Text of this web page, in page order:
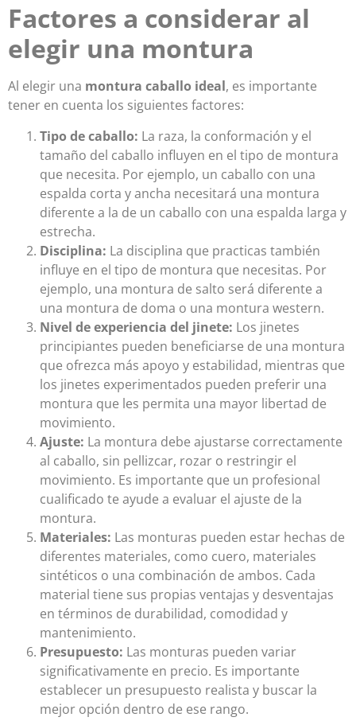
Factores a considerar al
elegir una montura
Al elegir una montura caballo ideal, es importante
tener en cuenta los siguientes factores:
Tipo de caballo: La raza, la conformación y el
tamaño del caballo influyen en el tipo de montura
que necesita. Por ejemplo, un caballo con una
espalda corta y ancha necesitará una montura
diferente a la de un caballo con una espalda larga y
estrecha.
Disciplina: La disciplina que practicas también
influye en el tipo de montura que necesitas. Por
ejemplo, una montura de salto será diferente a
una montura de doma o una montura western.
Nivel de experiencia del jinete: Los jinetes
principiantes pueden beneficiarse de una montura
que ofrezca más apoyo y estabilidad, mientras que
los jinetes experimentados pueden preferir una
montura que les permita una mayor libertad de
movimiento.
Ajuste: La montura debe ajustarse correctamente
al caballo, sin pellizcar, rozar o restringir el
movimiento. Es importante que un profesional
cualificado te ayude a evaluar el ajuste de la
montura.
Materiales: Las monturas pueden estar hechas de
diferentes materiales, como cuero, materiales
sintéticos o una combinación de ambos. Cada
material tiene sus propias ventajas y desventajas
en términos de durabilidad, comodidad y
mantenimiento.
Presupuesto: Las monturas pueden variar
significativamente en precio. Es importante
establecer un presupuesto realista y buscar la
mejor opción dentro de ese rango.